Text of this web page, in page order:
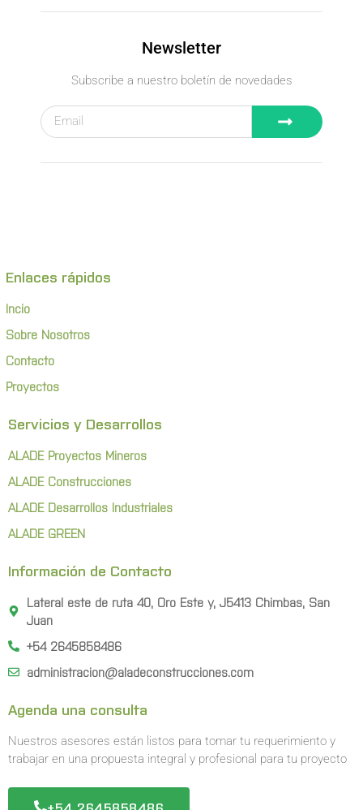
Newsletter
Subscribe a nuestro boletín de novedades
Enlaces rápidos
Incio
Sobre Nosotros
Contacto
Proyectos
Servicios y Desarrollos
ALADE Proyectos Mineros
ALADE Construcciones
ALADE Desarrollos Industriales
ALADE GREEN
Información de Contacto
Lateral este de ruta 40, Oro Este y, J5413 Chimbas, San
Juan
+54 2645858486
administracion@aladeconstrucciones.com
Agenda una consulta
Nuestros asesores están listos para tomar tu requerimiento y
trabajar en una propuesta integral y profesional para tu proyecto